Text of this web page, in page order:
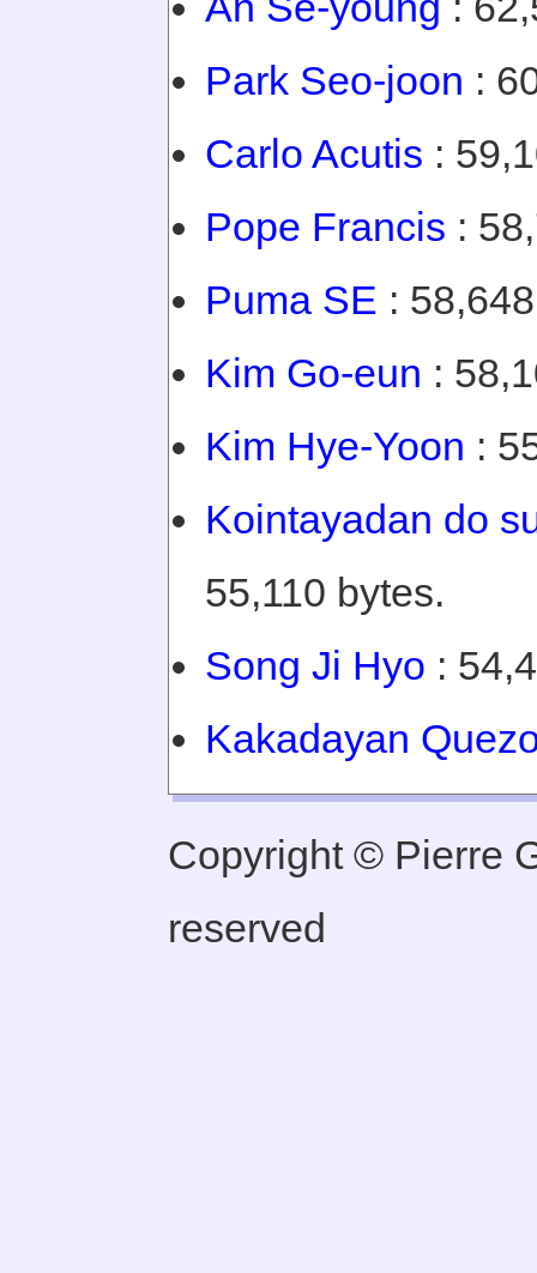
Park Seo-joon :
Carlo Acutis :
Pope Francis :
Puma SE :
Kim Go-eun :
Kim Hye-Yoon :
Kointayadan do
55,110 bytes.
Song Ji Hyo :
Kakadayan
Copyright © Pierre
reserved